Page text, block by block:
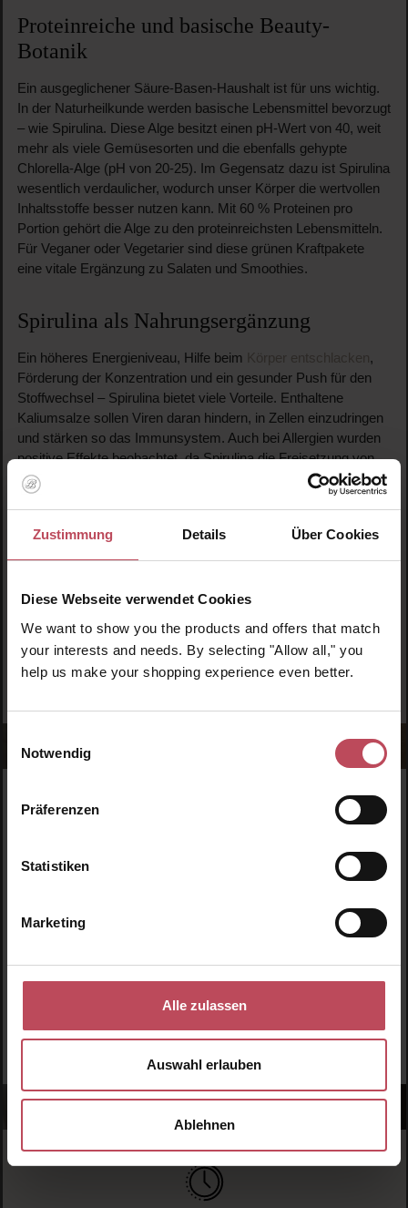
Zustimmung Details Über Cookies
Diese Webseite verwendet Cookies
We want to show you the products and offers that match
your interests and needs. By selecting "Allow all," you
help us make your shopping experience even better.
Notwendig
Präferenzen
Statistiken
Marketing
Alle zulassen
Auswahl erlauben
Ablehnen
Proteinreiche und basische Beauty-
Botanik
Ein ausgeglichener Säure-Basen-Haushalt ist für uns wichtig.
In der Naturheilkunde werden basische Lebensmittel bevorzugt
– wie Spirulina. Diese Alge besitzt einen pH-Wert von 40, weit
mehr als viele Gemüsesorten und die ebenfalls gehypte
Chlorella-Alge (pH von 20-25). Im Gegensatz dazu ist Spirulina
wesentlich verdaulicher, wodurch unser Körper die wertvollen
Inhaltsstoffe besser nutzen kann. Mit 60 % Proteinen pro
Portion gehört die Alge zu den proteinreichsten Lebensmitteln.
Für Veganer oder Vegetarier sind diese grünen Kraftpakete
eine vitale Ergänzung zu Salaten und Smoothies.
Spirulina als Nahrungsergänzung
Ein höheres Energieniveau, Hilfe beim Körper entschlacken,
Förderung der Konzentration und ein gesunder Push für den
Stoffwechsel – Spirulina bietet viele Vorteile. Enthaltene
Kaliumsalze sollen Viren daran hindern, in Zellen einzudringen
und stärken so das Immunsystem. Auch bei Allergien wurden
positive Effekte beobachtet, da Spirulina die Freisetzung von
Histamin hemmen kann.
Die Alge ist in Bio-Qualität als Pulver oder Tabletten erhältlich.
für die Haut!
WERDE TEIL DER LOOK BEAUTIFUL-FAMILIE
genießen!
Dankeschön 10 %* auf deinen ersten Einkauf. Verpasse
keine Beauty-News mehr und erhalte exklusive Rabatte!
JETZT ANMELDEN